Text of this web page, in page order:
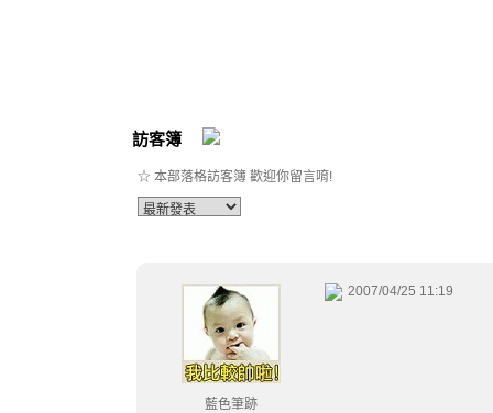
訪客簿
☆ 本部落格訪客簿 歡迎你留言唷!
藍色筆跡
2007/04/25 11:19